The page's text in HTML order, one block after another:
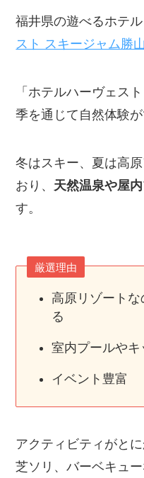
福井県の遊べるホテル
スト スキージャム勝山
「ホテルハーヴェス
季を通じて自然体験
冬はスキー、夏は高
おり、 天然温泉や屋
す。
厳選理由
高原リゾート
る
室内プールやキ
イベント豊富
アクティビティがと
芝ソリ、バーベキュ